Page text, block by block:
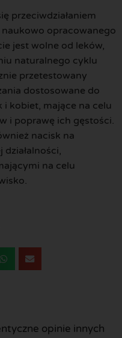
przeciwdziałaniem
opracowanego
jest wolne od leków,
naturalnego cyklu
przetestowany
dostosowane do
kobiet, mające na celu
i poprawę ich gęstości.
nacisk na
na celu
opinie innych